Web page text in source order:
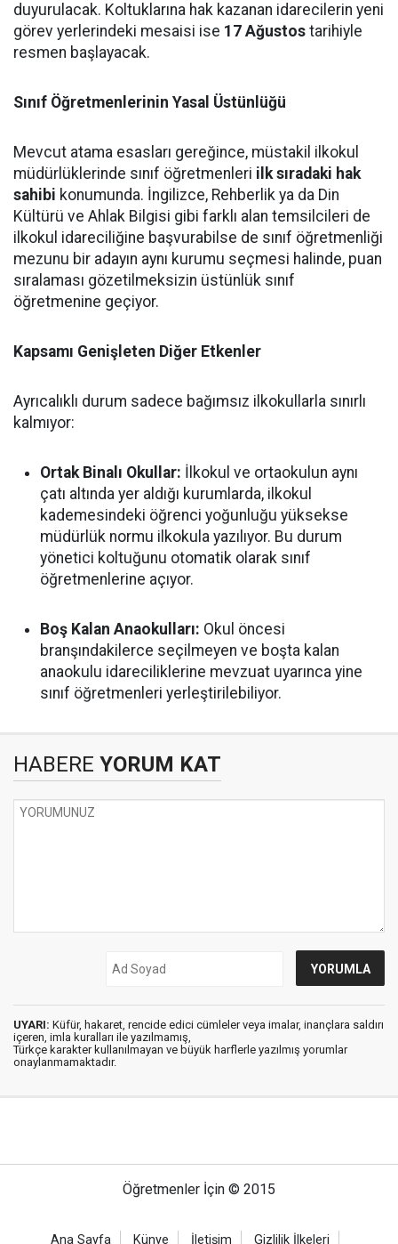
duyurulacak. Koltuklarına hak kazanan idarecilerin yeni
görev yerlerindeki mesaisi ise 17 Ağustos tarihiyle
resmen başlayacak.
Sınıf Öğretmenlerinin Yasal Üstünlüğü
Mevcut atama esasları gereğince, müstakil ilkokul
müdürlüklerinde sınıf öğretmenleri ilk sıradaki hak
sahibi konumunda. İngilizce, Rehberlik ya da Din
Kültürü ve Ahlak Bilgisi gibi farklı alan temsilcileri de
ilkokul idareciliğine başvurabilse de sınıf öğretmenliği
mezunu bir adayın aynı kurumu seçmesi halinde, puan
sıralaması gözetilmeksizin üstünlük sınıf
öğretmenine geçiyor.
Kapsamı Genişleten Diğer Etkenler
Ayrıcalıklı durum sadece bağımsız ilkokullarla sınırlı
kalmıyor:
Ortak Binalı Okullar: İlkokul ve ortaokulun aynı
çatı altında yer aldığı kurumlarda, ilkokul
kademesindeki öğrenci yoğunluğu yüksekse
müdürlük normu ilkokula yazılıyor. Bu durum
yönetici koltuğunu otomatik olarak sınıf
öğretmenlerine açıyor.
Boş Kalan Anaokulları: Okul öncesi
branşındakilerce seçilmeyen ve boşta kalan
anaokulu idareciliklerine mevzuat uyarınca yine
sınıf öğretmenleri yerleştirilebiliyor.
HABERE YORUM KAT
UYARI: Küfür, hakaret, rencide edici cümleler veya imalar, inançlara saldırı
içeren, imla kuralları ile yazılmamış,
Türkçe karakter kullanılmayan ve büyük harflerle yazılmış yorumlar
onaylanmamaktadır.
Öğretmenler İçin © 2015
Ana Sayfa Künye İletişim Gizlilik İlkeleri